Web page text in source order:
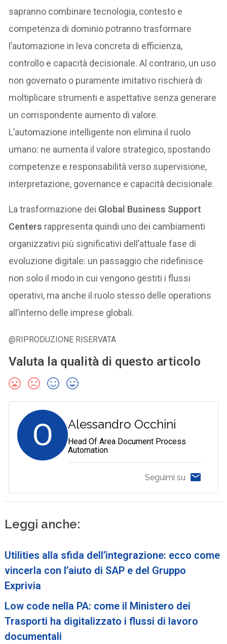
sapranno combinare tecnologia, contesto e
competenza di dominio potranno trasformare
l’automazione in leva concreta di efficienza,
controllo e capacità decisionale. Al contrario, un uso
non governato o puramente imitativo rischierà di
moltiplicare strumenti e aspettative senza generare
un corrispondente aumento di valore.
L’automazione intelligente non elimina il ruolo
umano: ne aumenta il valore strategico, spostando
competenze e responsabilità verso supervisione,
interpretazione, governance e capacità decisionale.
La trasformazione dei Global Business Support
Centers rappresenta quindi uno dei cambiamenti
organizzativi più significativi dell’attuale fase di
evoluzione digitale: un passaggio che ridefinisce
non solo il modo in cui vengono gestiti i flussi
operativi, ma anche il ruolo stesso delle operations
all’interno delle imprese globali.
@RIPRODUZIONE RISERVATA
Valuta la qualità di questo articolo
O Alessandro Occhini
Head Of Area Document Process
Automation
Seguimi su
Leggi anche:
Utilities alla sfida dell’integrazione: ecco come
vincerla con l’aiuto di SAP e del Gruppo
Exprivia
Low code nella PA: come il Ministero dei
Trasporti ha digitalizzato i flussi di lavoro
documentali